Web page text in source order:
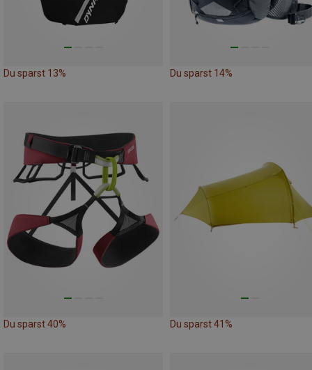
Du sparst 13% Du sparst 14%
Du sparst 40% Du sparst 41%